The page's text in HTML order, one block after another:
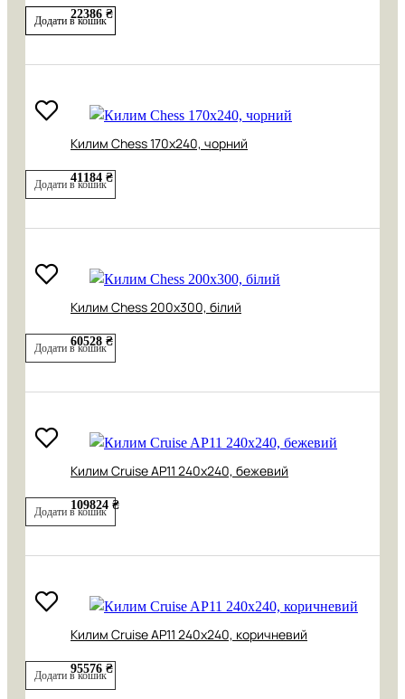
22386 ₴
Додати в кошик
Килим Chess 170х240, чорний
41184 ₴
Додати в кошик
Килим Chess 200х300, білий
60528 ₴
Додати в кошик
Килим Cruise AP11 240x240, бежевий
109824 ₴
Додати в кошик
Килим Cruise AP11 240x240, коричневий
95576 ₴
Додати в кошик